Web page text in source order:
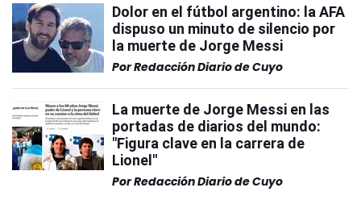
Dolor en el fútbol argentino: la AFA
dispuso un minuto de silencio por
la muerte de Jorge Messi
PorRedacción Diario de Cuyo
La muerte de Jorge Messi en las
portadas de diarios del mundo:
"Figura clave en la carrera de
Lionel"
PorRedacción Diario de Cuyo